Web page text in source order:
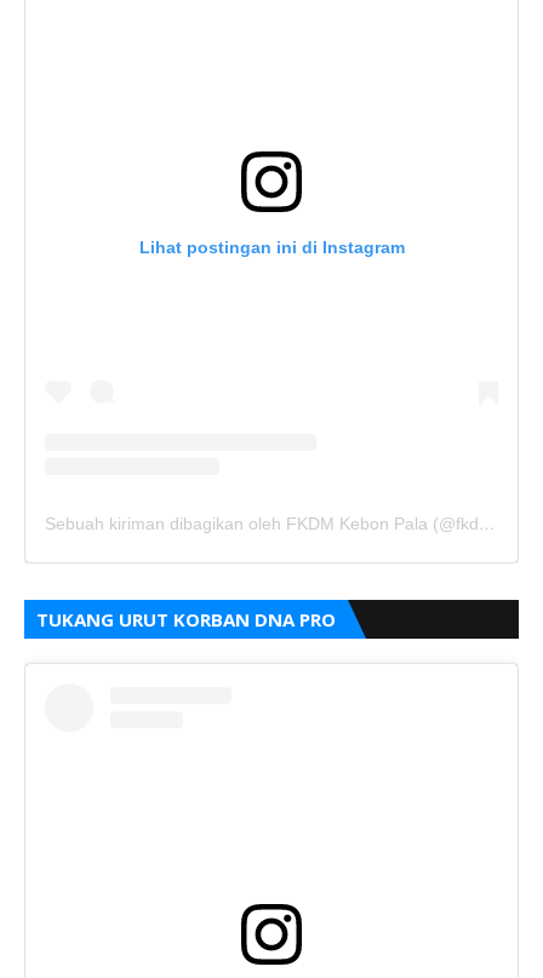
Lihat postingan ini di Instagram
Sebuah kiriman dibagikan oleh FKDM Kebon Pala (@fkdm_kebonpala)
TUKANG URUT KORBAN DNA PRO